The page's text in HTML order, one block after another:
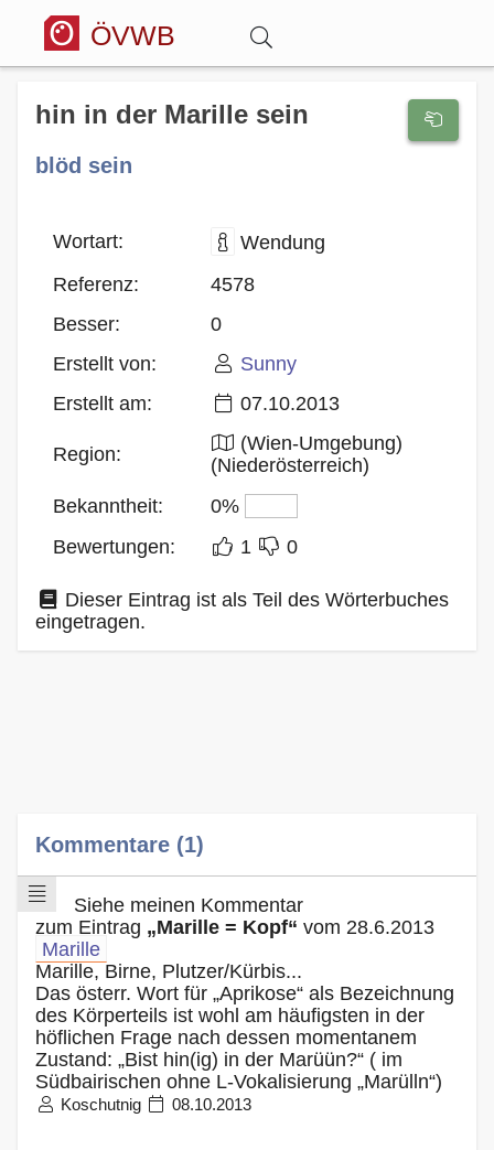
ÖVWB
Anmelden
Wörterbuch
Hitparade
Blog
hin in der Marille sein
blöd sein
Wortart:
Wendung
Referenz:
4578
Besser:
0
Erstellt von:
Sunny
Erstellt am:
07.10.2013
Region:
(Wien-Umgebung)
(Niederösterreich)
Bekanntheit:
0%
Bewertungen:
1 0
Dieser Eintrag ist als Teil des Wörterbuches
eingetragen.
Kommentare (1)
Siehe meinen Kommentar
zum Eintrag „Marille = Kopf“ vom 28.6.2013
Marille
Marille, Birne, Plutzer/Kürbis...
Das österr. Wort für „Aprikose“ als Bezeichnung
des Körperteils ist wohl am häufigsten in der
höflichen Frage nach dessen momentanem
Zustand: „Bist hin(ig) in der Marüün?“ ( im
Südbairischen ohne L-Vokalisierung „Marülln“)
Koschutnig 08.10.2013